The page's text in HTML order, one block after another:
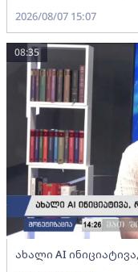
2026/08/07 15:07
ახალი AI
08:35